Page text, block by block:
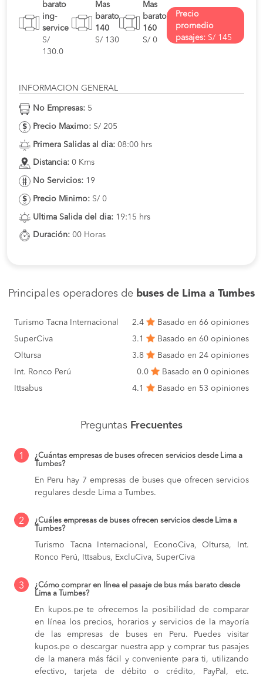
barato
ing-
service
S/
130.0
Mas
barato
140
S/ 130
Mas
barato
160
S/ 0
Precio
promedio
pasajes:S/ 145
INFORMACION GENERAL
No Empresas: 5
Precio Maximo: S/ 205
Primera Salidas al dia: 08:00 hrs
Distancia: 0 Kms
No Servicios: 19
Precio Minimo: S/ 0
Ultima Salida del dia: 19:15 hrs
Duración: 00 Horas
Principales operadores de buses de Lima a Tumbes
Turismo Tacna Internacional 2.4
Basado en 66 opiniones
SuperCiva
3.1
Basado en 60 opiniones
Oltursa
3.8
Basado en 24 opiniones
Int. Ronco Perú
0.0
Basado en 0 opiniones
Ittsabus
4.1 Basado en 53 opiniones
Preguntas Frecuentes
1
¿Cuántas empresas de buses ofrecen servicios desde Lima a
Tumbes?
En Peru hay 7 empresas de buses que ofrecen servicios
regulares desde Lima a Tumbes.
2
¿Cuáles empresas de buses ofrecen servicios desde Lima a
Tumbes?
Turismo Tacna Internacional, EconoCiva, Oltursa, Int.
Ronco Perú, Ittsabus, ExcluCiva, SuperCiva
3
¿Cómo comprar en línea el pasaje de bus más barato desde
Lima a Tumbes?
En kupos.pe te ofrecemos la posibilidad de comparar
en línea los precios, horarios y servicios de la mayoría
de las empresas de buses en Peru. Puedes visitar
kupos.pe o descargar nuestra app y comprar tus pasajes
de la manera más fácil y conveniente para ti, utilizando
efectivo, tarjeta de débito o crédito, PayPal, etc.